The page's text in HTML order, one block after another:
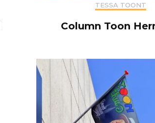
TESSA TOONT
Column Toon